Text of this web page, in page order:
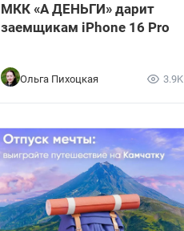
МКК «А ДЕНЬГИ» дарит
заемщикам iPhone 16 Pro
Ольга Пихоцкая 3.9K